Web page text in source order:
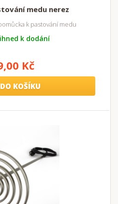
medu nerez
k pastování medu
k dodání
Kč
DO KOŠÍKU